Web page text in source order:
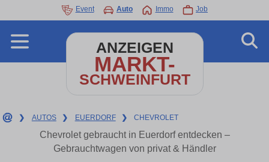
Event Auto Immo Job
ANZEIGEN
MARKT-
SCHWEINFURT
❯ AUTOS ❯ EUERDORF ❯ CHEVROLET
Chevrolet gebraucht in Euerdorf entdecken –
Gebrauchtwagen von privat & Händler